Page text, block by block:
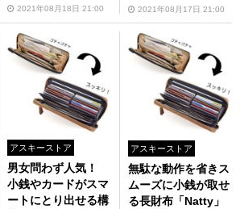
ークバッグ」が 1万
4300円
2021年08月18日 21:00 2021年08月17日 21:00
アスキーストア
男女問わず人気！
小銭やカードがスマ
ートにとり出せる構
アスキーストア
無駄な動作を省きス
ムーズに小銭が取せ
る長財布「Natty」